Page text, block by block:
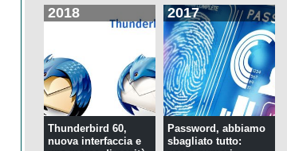
2018
Thunderbird 60,
nuova interfaccia e
2017
Password, abbiamo
sbagliato tutto: